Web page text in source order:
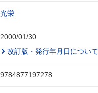
光栄
2000/01/30
改訂版・発行年月日について
9784877197278